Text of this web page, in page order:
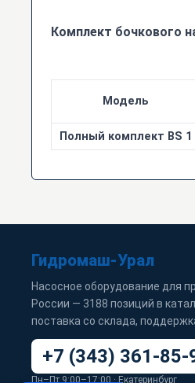
Комплект бочкового
Модель
Полный комплект BS 1
Гидромаш-Урал
Насосное оборудование для
России — 3188 позиций в
поставка со склада,
+7 (343) 361-85-
Пн–Пт 9:00–17:00 · Екатеринбург